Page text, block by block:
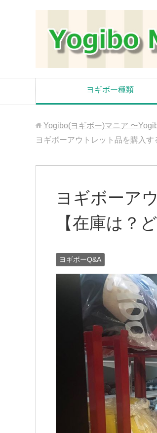
ヨギボー種類
Yogibo(ヨギボー)マニア 〜
ヨギボーアウトレット品を購入す
ヨギボーア
【在庫は？
ヨギボーQ&A